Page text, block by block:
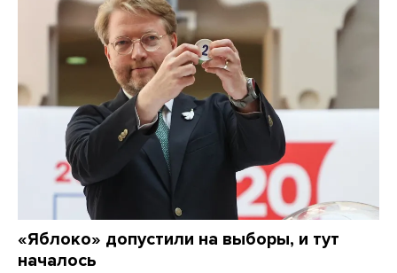
«Яблоко» допустили на выборы, и тут
началось